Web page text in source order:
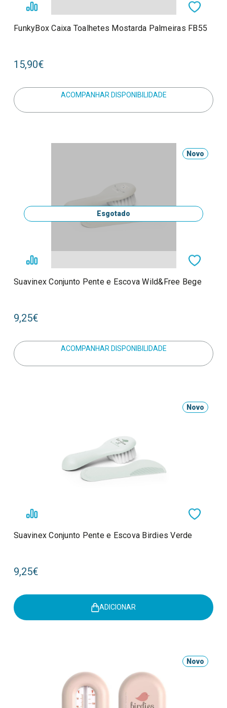
FunkyBox Caixa Toalhetes Mostarda Palmeiras FB55
15,90€
ACOMPANHAR DISPONIBILIDADE
Novo
Esgotado
Suavinex Conjunto Pente e Escova Wild&Free Bege
9,25€
ACOMPANHAR DISPONIBILIDADE
Novo
Suavinex Conjunto Pente e Escova Birdies Verde
9,25€
ADICIONAR
Novo